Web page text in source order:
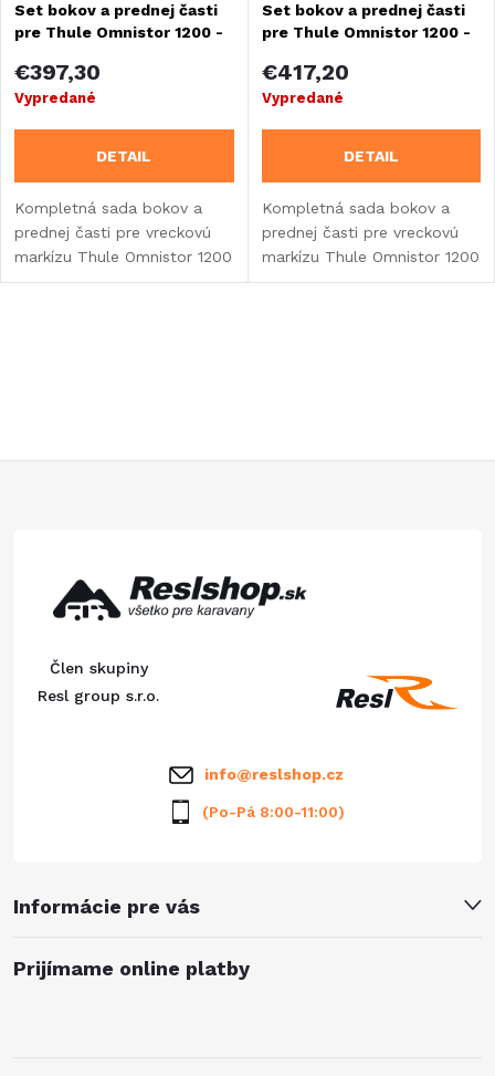
Set bokov a prednej časti
pre Thule Omnistor 1200 -
€397,30
Vypredané
DETAIL
Kompletná sada bokov a
prednej časti pre vreckovú
markízu Thule Omnistor 1200
- šírka 450 cm.
Set bokov a prednej časti
pre Thule Omnistor 1200 -
€417,20
Vypredané
DETAIL
Kompletná sada bokov a
prednej časti pre vreckovú
markízu Thule Omnistor 1200
- šírka 500 cm.
y
v
Informácie pre vás
Člen skupiny
Resl group s.r.o.
info@reslshop.cz
(Po-Pá 8:00-11:00)
Prijímame online platby